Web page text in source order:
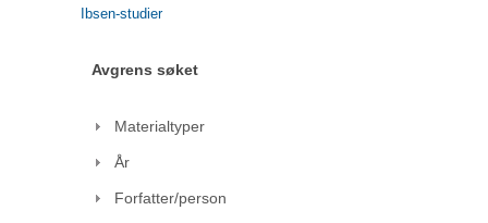
Ibsen-studier
Avgrens søket
Materialtyper
År
Forfatter/person